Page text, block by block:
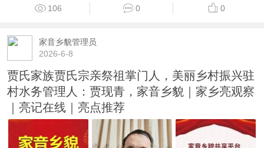
106 0 0
家音乡貌管理员
2026-6-8
贾氏家族贾氏宗亲祭祖掌门人，美丽乡村振兴驻
村水务管理人：贾现青，家音乡貌｜家乡亮观察
｜亮记在线｜亮点推荐